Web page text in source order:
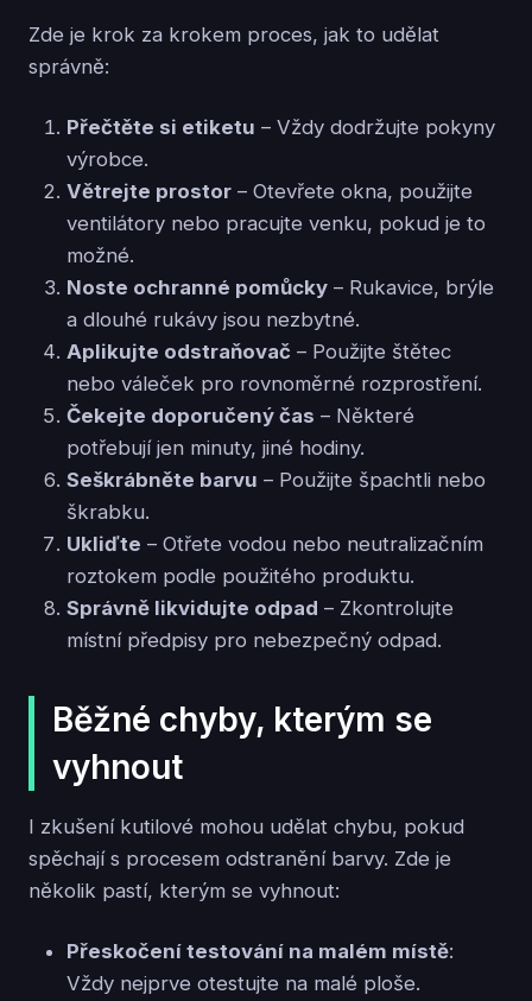
Zde je krok za krokem proces, jak to udělat
správně:
Přečtěte si etiketu – Vždy dodržujte pokyny
výrobce.
Větrejte prostor – Otevřete okna, použijte
ventilátory nebo pracujte venku, pokud je to
možné.
Noste ochranné pomůcky – Rukavice, brýle
a dlouhé rukávy jsou nezbytné.
Aplikujte odstraňovač – Použijte štětec
nebo váleček pro rovnoměrné rozprostření.
Čekejte doporučený čas – Některé
potřebují jen minuty, jiné hodiny.
Seškrábněte barvu – Použijte špachtli nebo
škrabku.
Ukliďte – Otřete vodou nebo neutralizačním
roztokem podle použitého produktu.
Správně likvidujte odpad – Zkontrolujte
místní předpisy pro nebezpečný odpad.
Běžné chyby, kterým se
vyhnout
I zkušení kutilové mohou udělat chybu, pokud
spěchají s procesem odstranění barvy. Zde je
několik pastí, kterým se vyhnout:
Přeskočení testování na malém místě:
Vždy nejprve otestujte na malé ploše.